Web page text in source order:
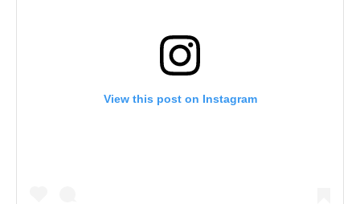
View this post on Instagram